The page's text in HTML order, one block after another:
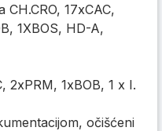
17xCAC,
1XBOS, HD-A,
2xPRM, 1xBOB, 1 x I.
očišćeni